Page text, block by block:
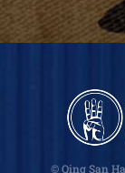
© Qing San